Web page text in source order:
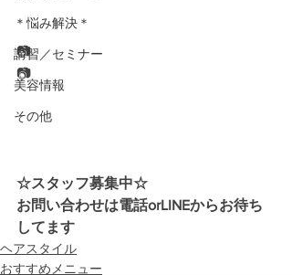
＊悩み解決＊
講習／セミナー
美容情報
その他
📷
📷
☆スタッフ募集中☆
お問い合わせは電話orLINEからお待ち
してます
ヘアスタイル
おすすめメニュー